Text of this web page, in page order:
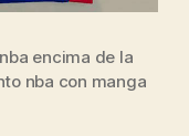
encima de la
nba con manga